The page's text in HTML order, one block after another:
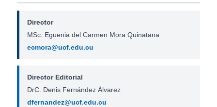
Director
MSc. Eguenia del Carmen Mora Quinatana
ecmora@ucf.edu.cu
Director Editorial
DrC. Denis Fernández Álvarez
dfernandez@ucf.edu.cu